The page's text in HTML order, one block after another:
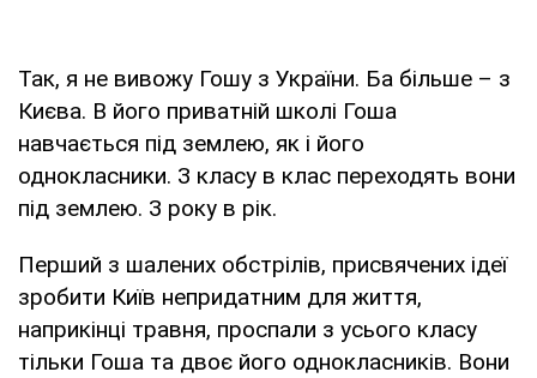
Так, я не вивожу Гошу з України. Ба більше – з
Києва. В його приватній школі Гоша
навчається під землею, як і його
однокласники. З класу в клас переходять вони
під землею. З року в рік.
Перший з шалених обстрілів, присвячених ідеї
зробити Київ непридатним для життя,
наприкінці травня, проспали з усього класу
тільки Гоша та двоє його однокласників. Вони